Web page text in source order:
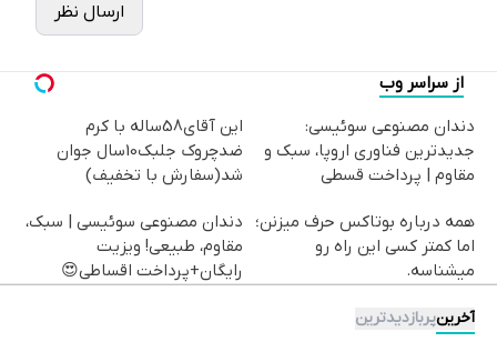
ارسال نظر
از سراسر وب
دندان مصنوعی سوئیسی:
جدیدترین فناوری اروپا، سبک و
مقاوم | پرداخت قسطی
این آقای58ساله با کرم
ضدچروک جلبک10سال جوان
شد(سفارش با تخفیف)
همه درباره بوتاکس حرف میزنن؛
اما کمتر کسی این راه رو
میشناسه.
دندان مصنوعی سوئیسی | سبک،
مقاوم، طبیعی! ویزیت
رایگان+پرداخت اقساطی😍
آخرینپربازدیدترین